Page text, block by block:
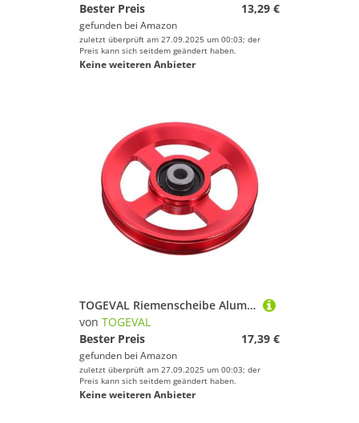
Bester Preis
13,29 €
gefunden bei Amazon
zuletzt überprüft am 27.09.2025 um 00:03; der
Preis kann sich seitdem geändert haben.
Keine weiteren Anbieter
TOGEVAL Riemenscheibe Aluminiumlegierung Fitness Zubehör Langlebig Robust Präzise Leise Rot Pulley Ersatzteil für Krafttraining Zugseil Fitnessgeräte
von TOGEVAL
Bester Preis
17,39 €
gefunden bei Amazon
zuletzt überprüft am 27.09.2025 um 00:03; der
Preis kann sich seitdem geändert haben.
Keine weiteren Anbieter